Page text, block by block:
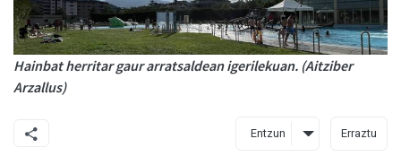
Hainbat herritar gaur arratsaldean igerilekuan. (Aitziber
Arzallus)
Entzun Erraztu